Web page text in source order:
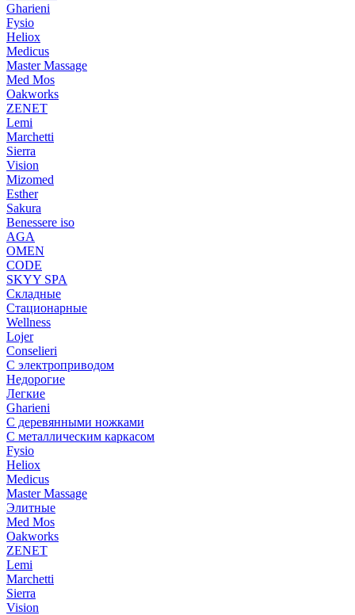
Gharieni
Fysio
Heliox
Medicus
Master Massage
Med Mos
Oakworks
ZENET
Lemi
Marchetti
Sierra
Vision
Mizomed
Esther
Sakura
Benessere iso
AGA
OMEN
CODE
SKYY SPA
Складные
Стационарные
Wellness
Lojer
Conselieri
С электроприводом
Недорогие
Легкие
Gharieni
С деревянными ножками
С металлическим каркасом
Fysio
Heliox
Medicus
Master Massage
Элитные
Med Mos
Oakworks
ZENET
Lemi
Marchetti
Sierra
Vision